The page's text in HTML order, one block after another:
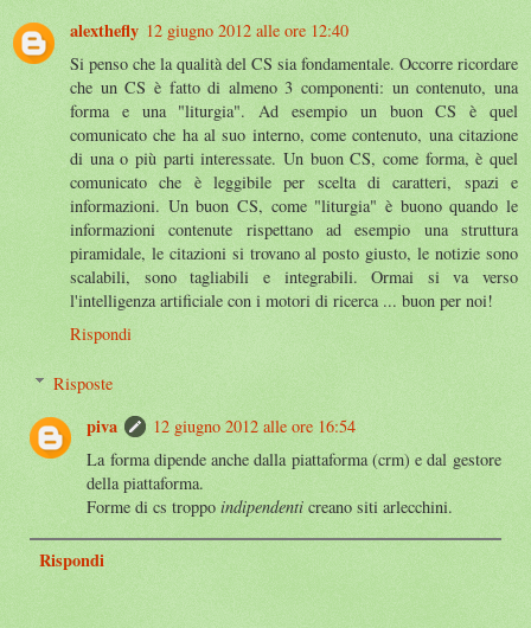
alexthefly 12 giugno 2012 alle ore 12:40
Si penso che la qualità del CS sia fondamentale. Occorre ricordare
che un CS è fatto di almeno 3 componenti: un contenuto, una
forma e una "liturgia". Ad esempio un buon CS è quel
comunicato che ha al suo interno, come contenuto, una citazione
di una o più parti interessate. Un buon CS, come forma, è quel
comunicato che è leggibile per scelta di caratteri, spazi e
informazioni. Un buon CS, come "liturgia" è buono quando le
informazioni contenute rispettano ad esempio una struttura
piramidale, le citazioni si trovano al posto giusto, le notizie sono
scalabili, sono tagliabili e integrabili. Ormai si va verso
l'intelligenza artificiale con i motori di ricerca ... buon per noi!
Rispondi
Risposte
piva
12 giugno 2012 alle ore 16:54
La forma dipende anche dalla piattaforma (crm) e dal gestore
della piattaforma.
Forme di cs troppoindipendenti creano siti arlecchini.
Rispondi